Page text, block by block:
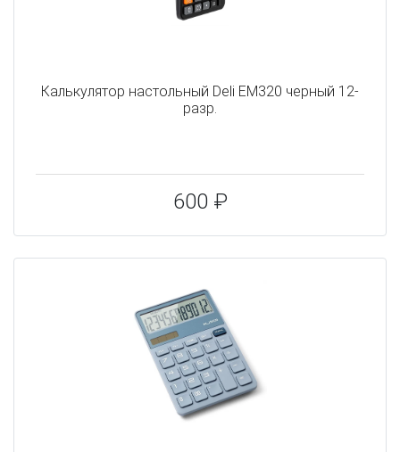
Калькулятор настольный Deli EM320 черный 12-
разр.
600 ₽